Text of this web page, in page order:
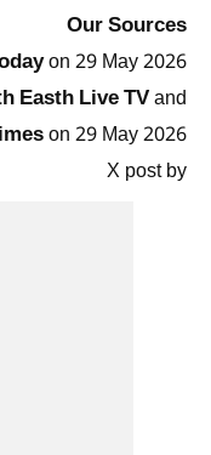
Our Sources
on 29 May 2026
Easth Live TVand
on 29 May 2026
X post by